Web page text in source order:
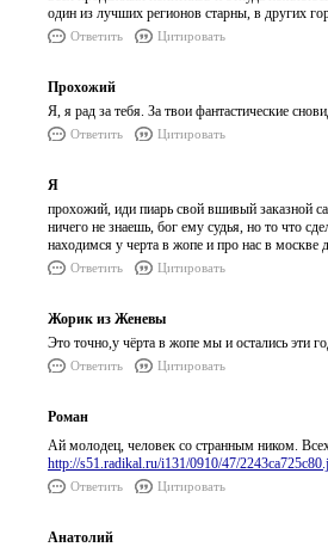
один из лучших регионов старны, в других
Ответить Цитировать
Прохожий
Я, я рад за тебя. За твои фантастические
Ответить Цитировать
Я
прохожий, иди пиарь свой вшивый заказной
ничего не знаешь, бог ему судья, но то что
находимся у черта в жопе и про нас в москве
Ответить Цитировать
Жорик из Женевы
Это точно,у чёрта в жопе мы и остались эти
Ответить Цитировать
Роман
Ай молодец, человек со странным ником.
http://s51.radikal.ru/i131/0910/47/
Ответить Цитировать
Анатолий